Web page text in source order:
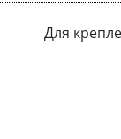
Для